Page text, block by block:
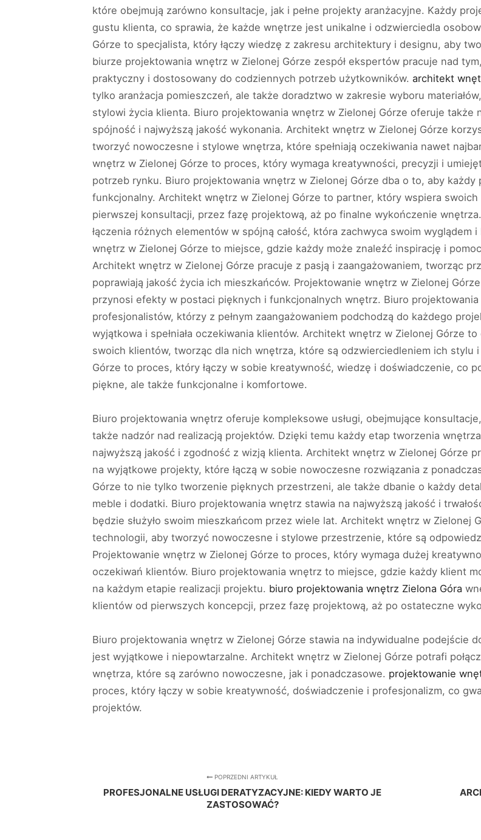
które obejmują zarówno konsultacje, jak i pełne projekty aranżacyjne. Każdy
gustu klienta, co sprawia, że każde wnętrze jest unikalne i odzwierciedla
Górze to specjalista, który łączy wiedzę z zakresu architektury i designu, aby
biurze projektowania wnętrz w Zielonej Górze zespół ekspertów pracuje nad
praktyczny i dostosowany do codziennych potrzeb użytkowników. architekt
tylko aranżacja pomieszczeń, ale także doradztwo w zakresie wyboru
stylowi życia klienta. Biuro projektowania wnętrz w Zielonej Górze oferuje także
spójność i najwyższą jakość wykonania. Architekt wnętrz w Zielonej Górze
tworzyć nowoczesne i stylowe wnętrza, które spełniają oczekiwania nawet
wnętrz w Zielonej Górze to proces, który wymaga kreatywności, precyzji i
potrzeb rynku. Biuro projektowania wnętrz w Zielonej Górze dba o to, aby każdy
funkcjonalny. Architekt wnętrz w Zielonej Górze to partner, który wspiera
pierwszej konsultacji, przez fazę projektową, aż po finalne wykończenie
łączenia różnych elementów w spójną całość, która zachwyca swoim
wnętrz w Zielonej Górze to miejsce, gdzie każdy może znaleźć inspirację i
Architekt wnętrz w Zielonej Górze pracuje z pasją i zaangażowaniem, tworząc
poprawiają jakość życia ich mieszkańców. Projektowanie wnętrz w Zielonej
przynosi efekty w postaci pięknych i funkcjonalnych wnętrz. Biuro
profesjonalistów, którzy z pełnym zaangażowaniem podchodzą do każdego
wyjątkowa i spełniała oczekiwania klientów. Architekt wnętrz w Zielonej Górze
swoich klientów, tworząc dla nich wnętrza, które są odzwierciedleniem ich stylu
Górze to proces, który łączy w sobie kreatywność, wiedzę i doświadczenie, co
piękne, ale także funkcjonalne i komfortowe.
Biuro projektowania wnętrz oferuje kompleksowe usługi, obejmujące
także nadzór nad realizacją projektów. Dzięki temu każdy etap tworzenia
najwyższą jakość i zgodność z wizją klienta. Architekt wnętrz w Zielonej Górze
na wyjątkowe projekty, które łączą w sobie nowoczesne rozwiązania z
Górze to nie tylko tworzenie pięknych przestrzeni, ale także dbanie o każdy
meble i dodatki. Biuro projektowania wnętrz stawia na najwyższą jakość i
będzie służyło swoim mieszkańcom przez wiele lat. Architekt wnętrz w Zielonej
technologii, aby tworzyć nowoczesne i stylowe przestrzenie, które są
Projektowanie wnętrz w Zielonej Górze to proces, który wymaga dużej
oczekiwań klientów. Biuro projektowania wnętrz to miejsce, gdzie każdy klient
na każdym etapie realizacji projektu. biuro projektowania wnętrz Zielona Góra
klientów od pierwszych koncepcji, przez fazę projektową, aż po ostateczne
Biuro projektowania wnętrz w Zielonej Górze stawia na indywidualne podejście
jest wyjątkowe i niepowtarzalne. Architekt wnętrz w Zielonej Górze potrafi
wnętrza, które są zarówno nowoczesne, jak i ponadczasowe. projektowanie
proces, który łączy w sobie kreatywność, doświadczenie i profesjonalizm, co
projektów.
POPRZEDNI ARTYKUŁ
PROFESJONALNE USŁUGI DERATYZACYJNE: KIEDY WARTO JE
ZASTOSOWAĆ?